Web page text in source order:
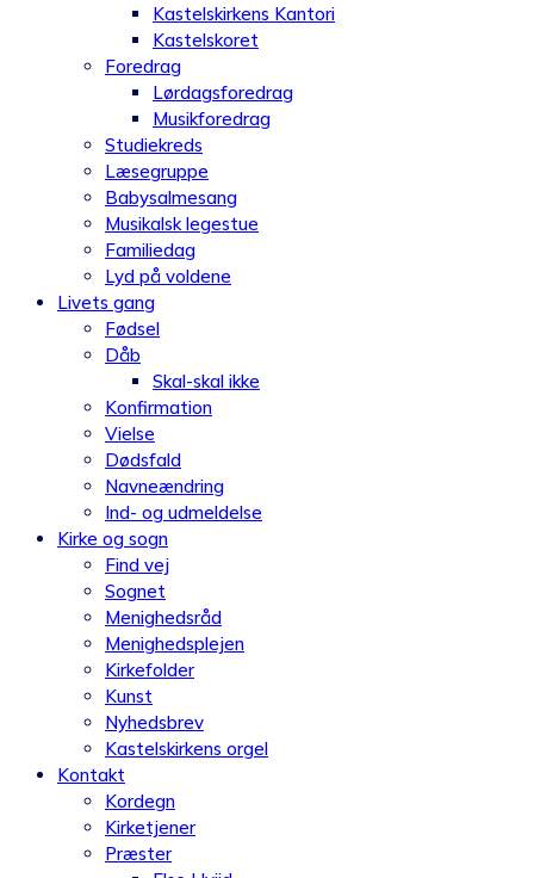
Kastelskirkens Kantori
Kastelskoret
Foredrag
Lørdagsforedrag
Musikforedrag
Studiekreds
Læsegruppe
Babysalmesang
Musikalsk legestue
Familiedag
Lyd på voldene
Livets gang
Fødsel
Dåb
Skal-skal ikke
Konfirmation
Vielse
Dødsfald
Navneændring
Ind- og udmeldelse
Kirke og sogn
Find vej
Sognet
Menighedsråd
Menighedsplejen
Kirkefolder
Kunst
Nyhedsbrev
Kastelskirkens orgel
Kontakt
Kordegn
Kirketjener
Præster